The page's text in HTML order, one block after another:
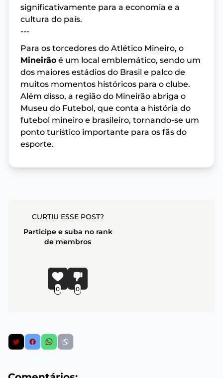
significativamente para a economia e a
cultura do país.
---
Para os torcedores do Atlético Mineiro, o
Mineirão é um local emblemático, sendo um
dos maiores estádios do Brasil e palco de
muitos momentos históricos para o clube.
Além disso, a região do Mineirão abriga o
Museu do Futebol, que conta a história do
futebol mineiro e brasileiro, tornando-se um
ponto turístico importante para os fãs do
esporte.
CURTIU ESSE POST?
Participe e suba no rank
de membros
0 0